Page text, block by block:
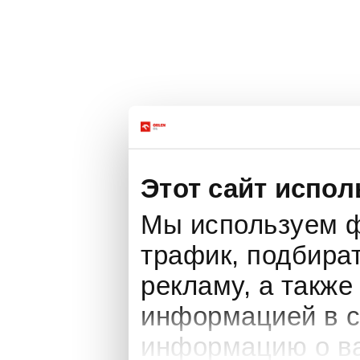
Этот сайт
Мы используем
трафик,
рекламу, а
информацией в
информацию о